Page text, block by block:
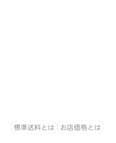
標準送料とは お店価格とは